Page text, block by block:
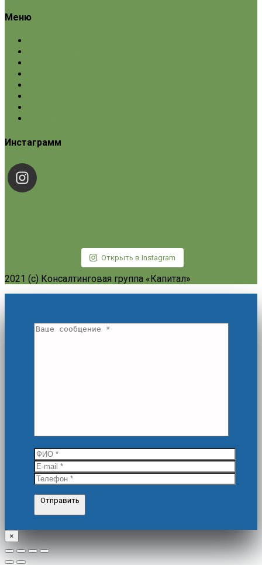
Меню
Инстаграмм
Открыть в Instagram
2021 (c) Консалтинговая группа «Капитал»
Отправить
×